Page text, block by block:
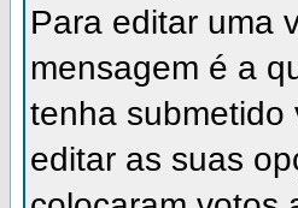
Para editar uma
mensagem é a
tenha submetido
editar as suas